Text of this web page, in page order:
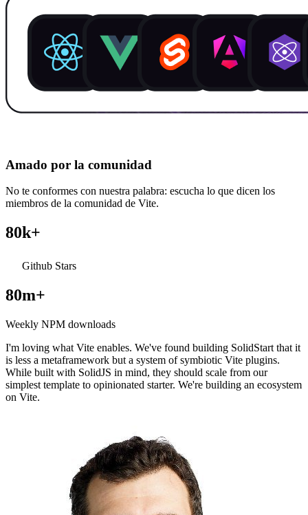
Amado por la comunidad
No te conformes con nuestra palabra: escucha lo que dicen los
miembros de la comunidad de Vite.
80k+
Github Stars
80m+
Weekly NPM downloads
I'm loving what Vite enables. We've found building SolidStart that it
is less a metaframework but a system of symbiotic Vite plugins.
While built with SolidJS in mind, they should scale from our
simplest template to opinionated starter. We're building an ecosystem
on Vite.